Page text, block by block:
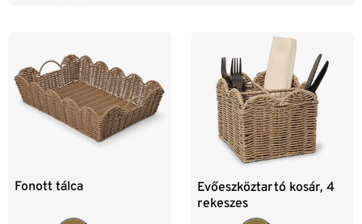
Fonott tálca
Evőeszköztartó kosár, 4
rekeszes